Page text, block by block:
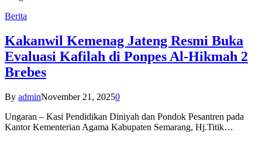
Berita
Kakanwil Kemenag Jateng Resmi Buka
Evaluasi Kafilah di Ponpes Al-Hikmah 2
Brebes
By adminNovember 21, 20250
Ungaran – Kasi Pendidikan Diniyah dan Pondok Pesantren pada
Kantor Kementerian Agama Kabupaten Semarang, Hj.Titik…